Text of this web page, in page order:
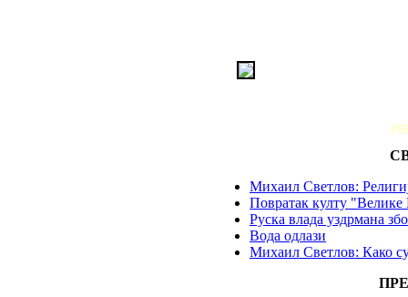
Михаил Светлов:
Повратак култу "Велике
Руска влада уздрмана
Вода одлази
Михаил Светлов: Како